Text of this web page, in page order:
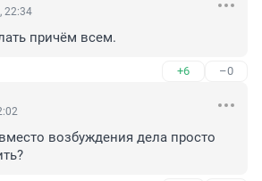
22:34
причём всем.
+6 –0
возбуждения дела просто